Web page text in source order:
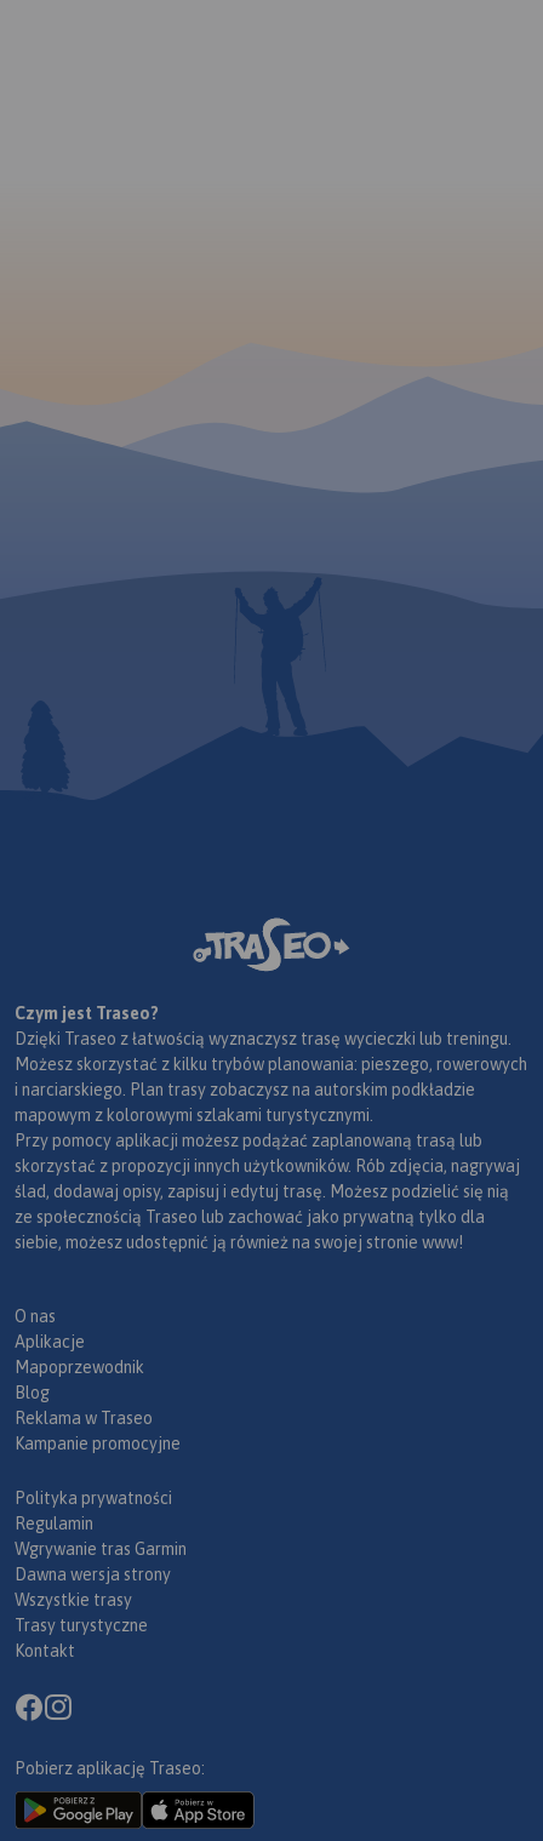
Czym jest Traseo?
Dzięki Traseo z łatwością wyznaczysz trasę wycieczki lub treningu.
Możesz skorzystać z kilku trybów planowania: pieszego, rowerowych
i narciarskiego. Plan trasy zobaczysz na autorskim podkładzie
mapowym z kolorowymi szlakami turystycznymi.
Przy pomocy aplikacji możesz podążać zaplanowaną trasą lub
skorzystać z propozycji innych użytkowników. Rób zdjęcia, nagrywaj
ślad, dodawaj opisy, zapisuj i edytuj trasę. Możesz podzielić się nią
ze społecznością Traseo lub zachować jako prywatną tylko dla
siebie, możesz udostępnić ją również na swojej stronie www!
O nas
Aplikacje
Mapoprzewodnik
Blog
Reklama w Traseo
Kampanie promocyjne
Polityka prywatności
Regulamin
Wgrywanie tras Garmin
Dawna wersja strony
Wszystkie trasy
Trasy turystyczne
Kontakt
Pobierz aplikację Traseo: